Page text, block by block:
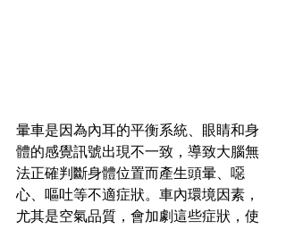
暈車是因為內耳的平衡系統、眼睛和身
體的感覺訊號出現不一致，導致大腦無
法正確判斷身體位置而產生頭暈、噁
心、嘔吐等不適症狀。車內環境因素，
尤其是空氣品質，會加劇這些症狀，使